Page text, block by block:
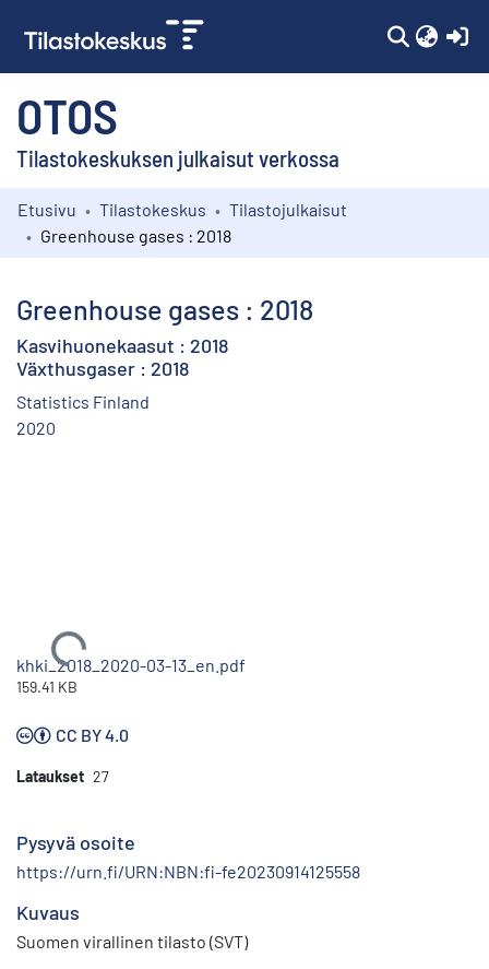
OTOS
Tilastokeskuksen julkaisut verkossa
Kokoelmat
Etusivu Tilastokeskus
Tilastojulkaisut
Greenhouse gases : 2018
Greenhouse gases : 2018
Kasvihuonekaasut : 2018
Växthusgaser : 2018
Statistics Finland
2020
Ladataan...
khki_2018_2020-03-13_en.pdf
159.41 KB
CC BY 4.0
Lataukset 27
Pysyvä osoite
https://urn.fi/URN:NBN:fi-fe20230914125558
Kuvaus
Suomen virallinen tilasto (SVT)